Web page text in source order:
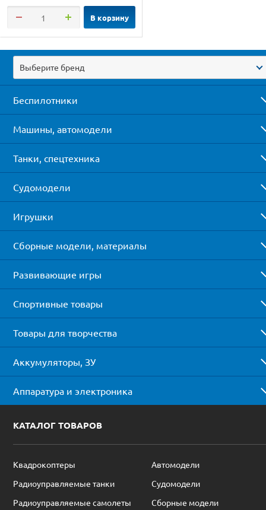
В корзину
Выберите бренд
Беспилотники
Машины, автомодели
Танки, спецтехника
Судомодели
Игрушки
Сборные модели, материалы
Развивающие игры
Спортивные товары
Товары для творчества
Аккумуляторы, ЗУ
Аппаратура и электроника
КАТАЛОГ ТОВАРОВ
Квадрокоптеры
Автомодели
Радиоуправляемые танки
Судомодели
Радиоуправляемые самолеты
Сборные модели